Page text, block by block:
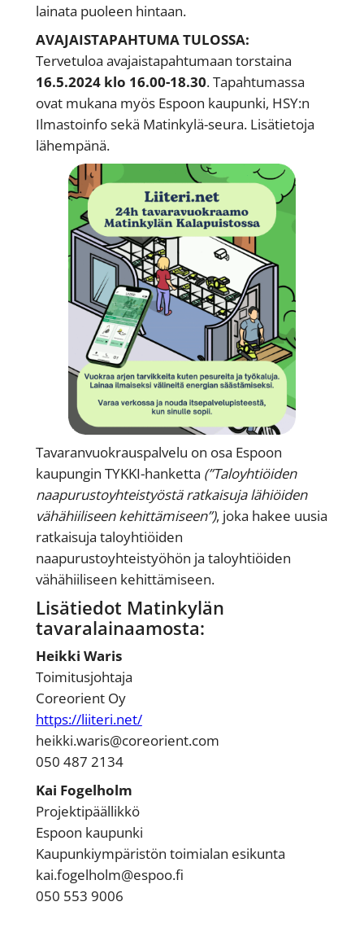
lainata puoleen hintaan.
AVAJAISTAPAHTUMA TULOSSA:
Tervetuloa avajaistapahtumaan torstaina
16.5.2024 klo 16.00-18.30. Tapahtumassa
ovat mukana myös Espoon kaupunki, HSY:n
Ilmastoinfo sekä Matinkylä-seura. Lisätietoja
lähempänä.
Tavaranvuokrauspalvelu on osa Espoon
kaupungin TYKKI-hanketta (”Taloyhtiöiden
naapurustoyhteistyöstä ratkaisuja lähiöiden
vähähiiliseen kehittämiseen”), joka hakee uusia
ratkaisuja taloyhtiöiden
naapurustoyhteistyöhön ja taloyhtiöiden
vähähiiliseen kehittämiseen.
Lisätiedot Matinkylän
tavaralainaamosta:
Heikki Waris
Toimitusjohtaja
Coreorient Oy
https://liiteri.net/
heikki.waris@coreorient.com
‭‭050 487 2134‬
Kai Fogelholm
Projektipäällikkö
Espoon kaupunki
Kaupunkiympäristön toimialan esikunta
kai.fogelholm@espoo.fi
‭050 553 9006‬